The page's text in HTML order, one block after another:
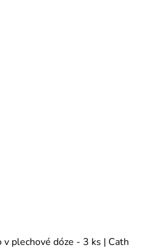
v plechové dóze - 3 ks | Cath